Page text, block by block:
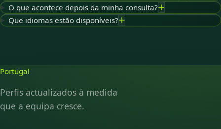
O que acontece depois da minha consulta?
Que idiomas estão disponíveis?
Portugal
Perfis actualizados à medida
que a equipa cresce.